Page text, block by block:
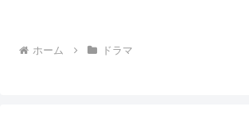
ホーム ドラマ